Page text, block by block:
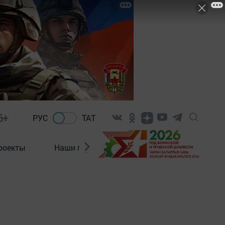
РУС ТАТ
Наши герои Нормативно-правовые